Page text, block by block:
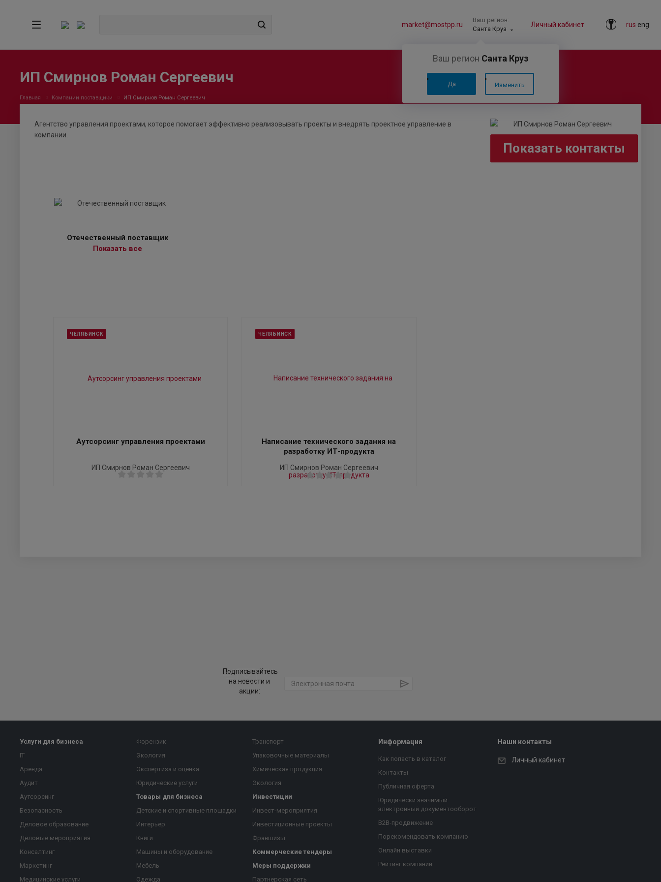
rus eng
Личный кабинет
Ваш регион:
Санта Круз
Ваш регион Санта Круз
Да Изменить
market@mostpp.ru
ИП Смирнов Роман Сергеевич
Главная Компании поставщики ИП Смирнов Роман Сергеевич
Показать контакты
Агентство управления проектами, которое помогает эффективно реализовывать проекты и внедрять проектное управление в
компании.
Отечественный поставщик
Показать все
ЧЕЛЯБИНСК
Аутсорсинг управления проектами
ИП Смирнов Роман Сергеевич
ЧЕЛЯБИНСК
Написание технического задания на
разработку ИТ-продукта
ИП Смирнов Роман Сергеевич
Подписывайтесь
на новости и
акции:
Услуги для бизнеса
IT
Аренда
Аудит
Аутсорсинг
Безопасность
Деловое образование
Деловые мероприятия
Консалтинг
Маркетинг
Медицинские услуги
Форензик
Экология
Экспертиза и оценка
Юридические услуги
Товары для бизнеса
Детские и спортивные площадки
Интерьер
Книги
Машины и оборудование
Мебель
Одежда
Транспорт
Упаковочные материалы
Химическая продукция
Экология
Инвестиции
Инвест-мероприятия
Инвестиционные проекты
Франшизы
Коммерческие тендеры
Меры поддержки
Партнерская сеть
Информация
Как попасть в каталог
Контакты
Публичная оферта
Юридически значимый
электронный документооборот
B2B-продвижение
Порекомендовать компанию
Онлайн выставки
Рейтинг компаний
Наши контакты
Личный кабинет